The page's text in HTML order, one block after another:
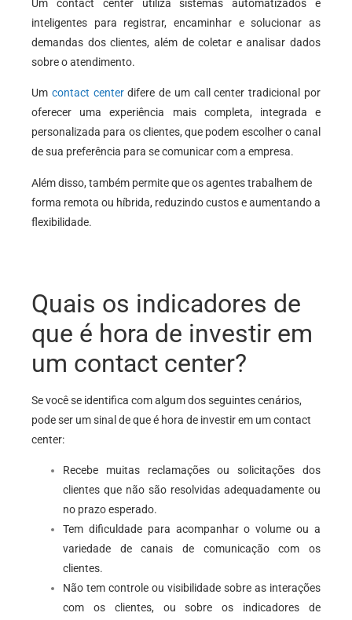
Um contact center utiliza sistemas automatizados e
inteligentes para registrar, encaminhar e solucionar as
demandas dos clientes, além de coletar e analisar dados
sobre o atendimento.
Um contact centerdifere de um call center tradicional por
oferecer uma experiência mais completa, integrada e
personalizada para os clientes, que podem escolher o canal
de sua preferência para se comunicar com a empresa.
Além disso, também permite que os agentes trabalhem de
forma remota ou híbrida, reduzindo custos e aumentando a
flexibilidade.
Quais os indicadores de
que é hora de investir em
um contact center?
Se você se identifica com algum dos seguintes cenários,
pode ser um sinal de que é hora de investir em um contact
center:
Recebe muitas reclamações ou solicitações dos
clientes que não são resolvidas adequadamente ou
no prazo esperado.
Tem dificuldade para acompanhar o volume ou a
variedade de canais de comunicação com os
clientes.
Não tem controle ou visibilidade sobre as interações
com os clientes, ou sobre os indicadores de